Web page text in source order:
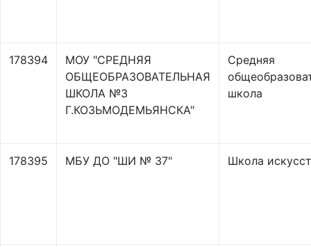
178394
МОУ "СРЕДНЯЯ
ОБЩЕОБРАЗОВАТЕЛЬНАЯ
ШКОЛА №3
Г.КОЗЬМОДЕМЬЯНСКА"
Средняя
школа
178395 МБУ ДО "ШИ № 37" Школа